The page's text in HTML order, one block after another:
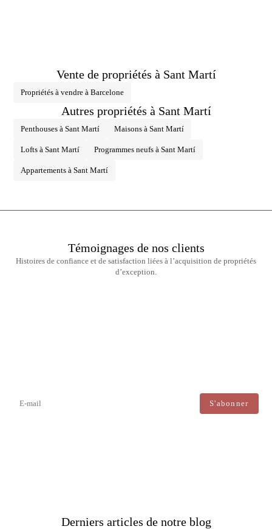
Vente de propriétés à Sant Martí
Propriétés à vendre à Barcelone
Autres propriétés à Sant Martí
Penthouses à Sant Martí Maisons à Sant Martí
Lofts à Sant Martí Programmes neufs à Sant Martí
Appartements à Sant Martí
Témoignages de nos clients
Histoires de confiance et de satisfaction liées à l’acquisition de propriétés
d’exception.
Derniers articles de notre blog